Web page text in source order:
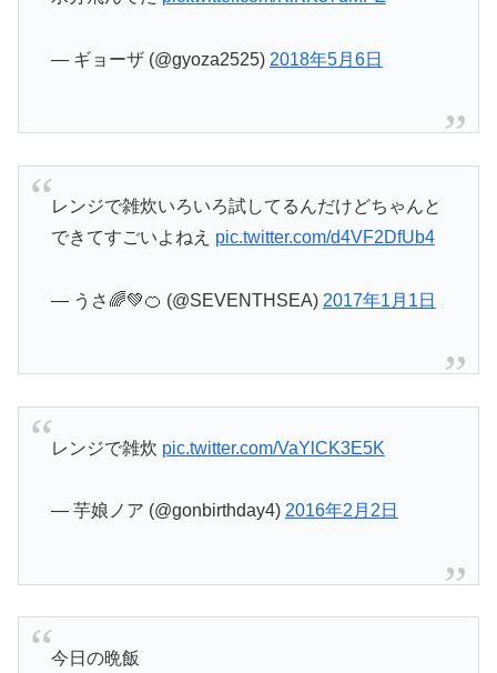
— ギョーザ (@gyoza2525) 2018年5月6日
レンジで雑炊いろいろ試してるんだけどちゃんと
できてすごいよねえ pic.twitter.com/d4VF2DfUb4
— うさ🌈💚🍊 (@SEVENTHSEA) 2017年1月1日
レンジで雑炊 pic.twitter.com/VaYlCK3E5K
— 芋娘ノア (@gonbirthday4) 2016年2月2日
今日の晩飯